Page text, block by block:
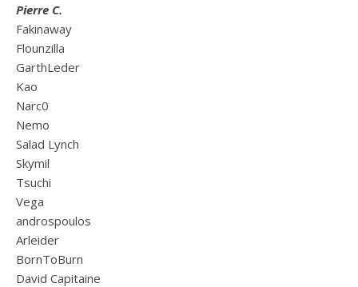
Pierre C.
Fakinaway
Flounzilla
GarthLeder
Kao
Narc0
Nemo
Salad Lynch
Skymil
Tsuchi
Vega
androspoulos
Arleider
BornToBurn
David Capitaine